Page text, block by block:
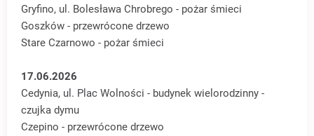
Gryfino, ul. Bolesława Chrobrego - pożar śmieci
Goszków - przewrócone drzewo
Stare Czarnowo - pożar śmieci
17.06.2026
Cedynia, ul. Plac Wolności - budynek wielorodzinny -
czujka dymu
Czepino - przewrócone drzewo